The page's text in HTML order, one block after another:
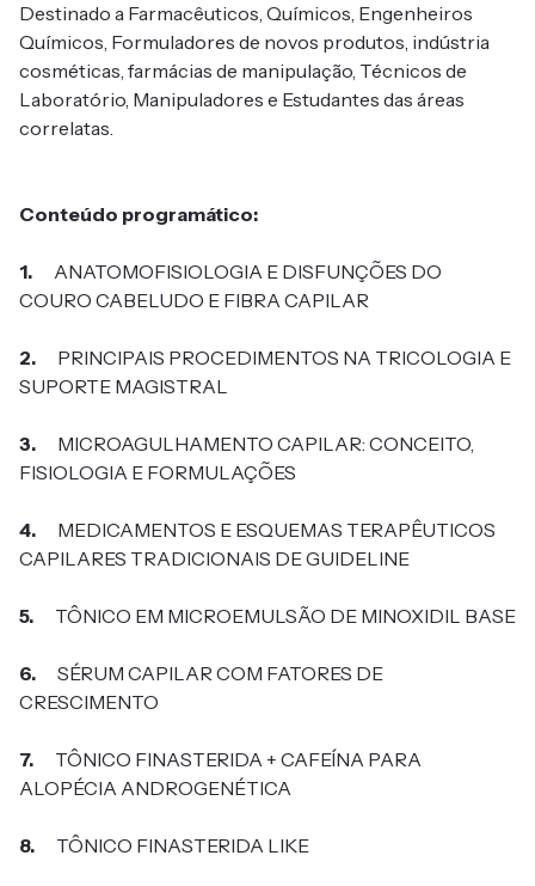
Destinado a Farmacêuticos, Químicos, Engenheiros
Químicos, Formuladores de novos produtos, indústria
cosméticas, farmácias de manipulação, Técnicos de
Laboratório, Manipuladores e Estudantes das áreas
correlatas.
Conteúdo programático:
1. ANATOMOFISIOLOGIA E DISFUNÇÕES DO
COURO CABELUDO E FIBRA CAPILAR
2.
PRINCIPAIS PROCEDIMENTOS NA TRICOLOGIA E
SUPORTE MAGISTRAL
3.
MICROAGULHAMENTO CAPILAR: CONCEITO,
FISIOLOGIA E FORMULAÇÕES
4.
MEDICAMENTOS E ESQUEMAS TERAPÊUTICOS
CAPILARES TRADICIONAIS DE GUIDELINE
5. TÔNICO EM MICROEMULSÃO DE MINOXIDIL BASE
6.
SÉRUM CAPILAR COM FATORES DE
CRESCIMENTO
7.
TÔNICO FINASTERIDA + CAFEÍNA PARA
ALOPÉCIA ANDROGENÉTICA
8. TÔNICO FINASTERIDA LIKE